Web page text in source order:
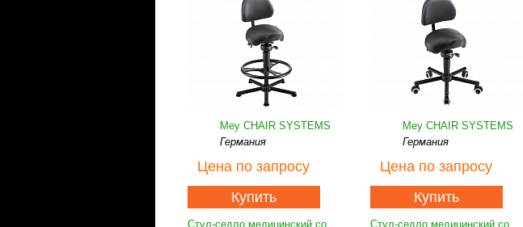
Mey CHAIR SYSTEMS
Германия
Цена по запросу
Купить
Стул-седло медицинский со
Mey CHAIR SYSTEMS
Германия
Цена по запросу
Купить
Стул-седло медицинский со